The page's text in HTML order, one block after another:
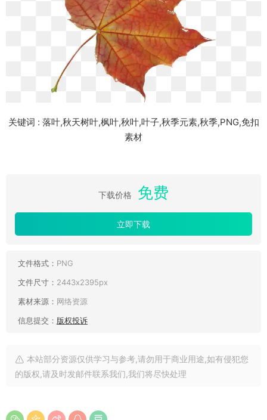
关键词 : 落叶,秋天树叶,枫叶,秋叶,叶子,秋季元素,秋季,PNG,免扣
素材
下载价格 免费
立即下载
文件格式： PNG
文件尺寸： 2443x2395px
素材来源： 网络资源
信息提交： 版权投诉
本站部分资源仅供学习与参考,请勿用于商业用途,如有侵犯您
的版权,请及时发邮件联系我们,我们将尽快处理